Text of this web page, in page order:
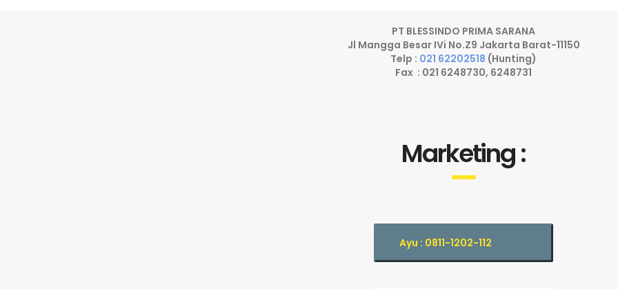
PT BLESSINDO PRIMA SARANA
Jl Mangga Besar IVi No.Z9 Jakarta Barat-11150
Telp : 021 62202518 (Hunting)
Fax : 021 6248730, 6248731
Marketing :
Ayu : 0811-1202-112